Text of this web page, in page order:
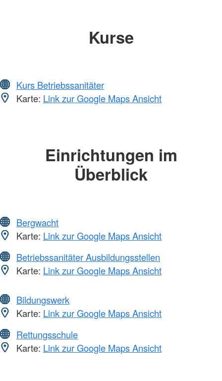
Kurse
Kurs Betriebssanitäter
Karte: Link zur Google Maps Ansicht
Einrichtungen im
Überblick
Bergwacht
Karte: Link zur Google Maps Ansicht
Betriebssanitäter Ausbildungsstellen
Karte: Link zur Google Maps Ansicht
Bildungswerk
Karte: Link zur Google Maps Ansicht
Rettungsschule
Karte: Link zur Google Maps Ansicht